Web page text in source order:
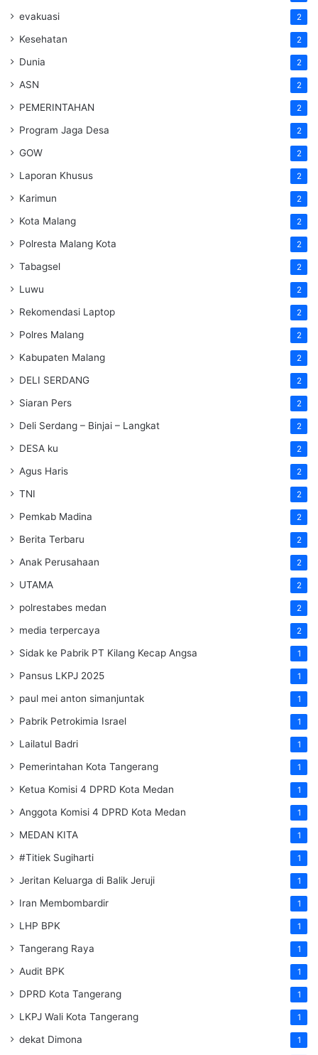
evakuasi 2
Kesehatan 2
Dunia 2
ASN 2
PEMERINTAHAN 2
Program Jaga Desa 2
GOW 2
Laporan Khusus 2
Karimun 2
Kota Malang 2
Polresta Malang Kota 2
Tabagsel 2
Luwu 2
Rekomendasi Laptop 2
Polres Malang 2
Kabupaten Malang 2
DELI SERDANG 2
Siaran Pers 2
Deli Serdang – Binjai – Langkat 2
DESA ku 2
Agus Haris 2
TNI 2
Pemkab Madina 2
Berita Terbaru 2
Anak Perusahaan 2
UTAMA 2
polrestabes medan 2
media terpercaya 2
Sidak ke Pabrik PT Kilang Kecap Angsa 1
Pansus LKPJ 2025 1
paul mei anton simanjuntak 1
Pabrik Petrokimia Israel 1
Lailatul Badri 1
Pemerintahan Kota Tangerang 1
Ketua Komisi 4 DPRD Kota Medan 1
Anggota Komisi 4 DPRD Kota Medan 1
MEDAN KITA 1
#Titiek Sugiharti 1
Jeritan Keluarga di Balik Jeruji 1
Iran Membombardir 1
LHP BPK 1
Tangerang Raya 1
Audit BPK 1
DPRD Kota Tangerang 1
LKPJ Wali Kota Tangerang 1
dekat Dimona 1